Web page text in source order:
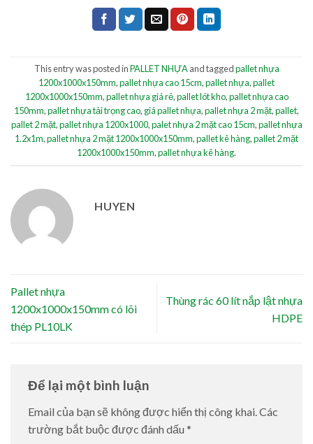
This entry was posted inPALLET NHỰAand taggedpallet nhựa
1200x1000x150mm,pallet nhựa cao 15cm,pallet nhựa,pallet
1200x1000x150mm,pallet nhựa giá rẻ,pallet lót kho,pallet nhựa cao
150mm,pallet nhựa tải trọng cao, giá pallet nhựa,pallet nhựa 2 mặt,pallet,
pallet 2 mặt,pallet nhựa 1200x1000,palet nhựa 2 mặt cao 15cm,pallet nhựa
1.2x1m,pallet nhựa 2 mặt 1200x1000x150mm,pallet kê hàng,pallet 2 mặt
1200x1000x150mm,pallet nhựa kê hàng.
HUYEN
Pallet nhựa
1200x1000x150mm có lõi
thép PL10LK
Thùng rác 60 lít nắp lật nhựa
HDPE
Để lại một bình luận
Email của bạn sẽ không được hiển thị công khai.Các
trường bắt buộc được đánh dấu *